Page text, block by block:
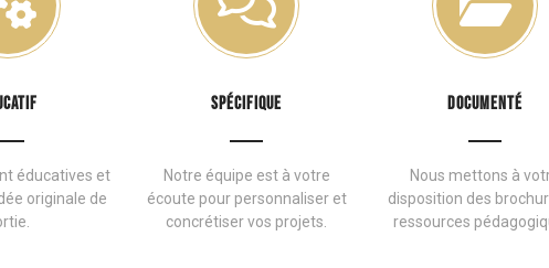
éducatives et
originale de
SPÉCIFIQUE
Notre équipe est à votre
écoute pour personnaliser et
concrétiser vos projets.
DOCUMENTÉ
Nous mettons à
disposition des
ressources